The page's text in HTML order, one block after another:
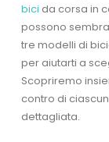
bici da corsa in
possono
tre modelli di
per aiutarti a
Scopriremo
contro di
dettagliata.